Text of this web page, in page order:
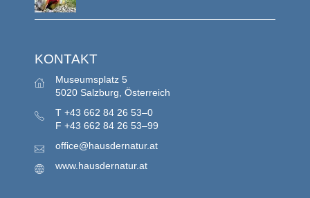
KONTAKT
Museumsplatz 5
5020 Salzburg, Österreich
T +43 662 84 26 53–0
F +43 662 84 26 53–99
office@hausdernatur.at
www.hausdernatur.at